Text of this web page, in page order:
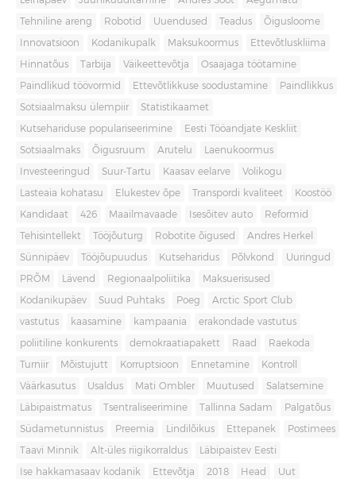
Tehniline areng Robotid Uuendused Teadus Õigusloome
Innovatsioon Kodanikupalk Maksukoormus Ettevõtluskliima
Hinnatõus Tarbija Väikeettevõtja Osaajaga töötamine
Paindlikud töövormid Ettevõtlikkuse soodustamine Paindlikkus
Sotsiaalmaksu ülempiir Statistikaamet
Kutsehariduse populariseerimine Eesti Tööandjate Keskliit
Sotsiaalmaks Õigusruum Arutelu Laenukoormus
Investeeringud Suur-Tartu Kaasav eelarve Volikogu
Lasteaia kohatasu Elukestev õpe Transpordi kvaliteet Koostöö
Kandidaat 426 Maailmavaade Isesõitev auto Reformid
Tehisintellekt Tööjõuturg Robotite õigused Andres Herkel
Sünnipäev Tööjõupuudus Kutseharidus Põlvkond Uuringud
PRÕM Lävend Regionaalpoliitika Maksuerisused
Kodanikupäev Suud Puhtaks Poeg Arctic Sport Club
vastutus kaasamine kampaania erakondade vastutus
poliitiline konkurents demokraatiapakett Raad Raekoda
Turniir Mõistujutt Korruptsioon Ennetamine Kontroll
Väärkasutus Usaldus Mati Ombler Muutused Salatsemine
Läbipaistmatus Tsentraliseerimine Tallinna Sadam Palgatõus
Südametunnistus Preemia Lindilõikus Ettepanek Postimees
Taavi Minnik Alt-üles riigikorraldus Läbipaistev Eesti
Ise hakkamasaav kodanik Ettevõtja 2018 Head Uut